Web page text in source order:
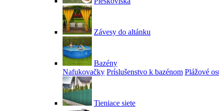
Závesy do altánku
Bazény
Nafukovačky Príslušenstvo k bazénom Plážové
Tieniace siete